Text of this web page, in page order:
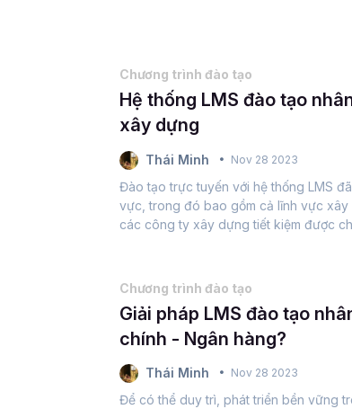
Chương trình đào tạo
Hệ thống LMS đào tạo
xây dựng
Thái Minh Nov 28 2023
Đào tạo trực tuyến với hệ thống LMS
vực, trong đó bao gồm cả lĩnh vực
các công ty xây dựng tiết kiệm được
Chương trình đào tạo
Giải pháp LMS đào tạo
chính - Ngân hàng?
Thái Minh Nov 28 2023
Để có thể duy trì, phát triển bền vững